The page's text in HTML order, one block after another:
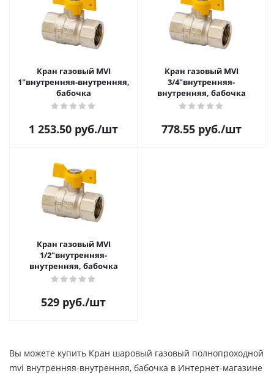
Кран газовый MVI
1"внутренняя-внутренняя,
бабочка
1 253.50 руб./шт
Кран газовый MVI
3/4"внутренняя-
внутренняя, бабочка
778.55руб./шт
Кран газовый MVI
1/2"внутренняя-
внутренняя, бабочка
529 руб./шт
Вы можете купить Кран шаровый газовый полнопроходной
mvi внутренняя-внутренняя, бабочка в Интернет-магазине